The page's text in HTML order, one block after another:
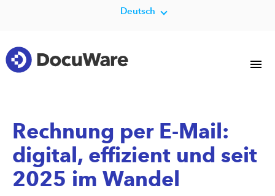
Deutsch
Rechnung per E-Mail:
digital, effizient und seit
2025 im Wandel